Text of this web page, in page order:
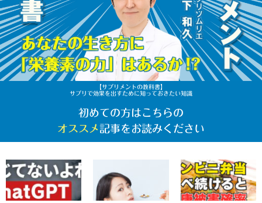
【サプリメントの教科書】
サプリで効果を出すために知っておきたい知識
初めての方はこちらの
オススメ記事をお読みください